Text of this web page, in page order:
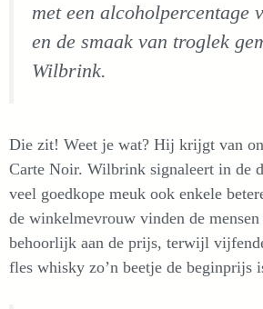
met een alcoholpercentage
en de smaak van troglek
Wilbrink.
Die zit! Weet je wat? Hij krijgt van
Carte Noir. Wilbrink signaleert in de
veel goedkope meuk ook enkele
de winkelmevrouw vinden de
behoorlijk aan de prijs, terwijl
fles whisky zo’n beetje de beginprijs